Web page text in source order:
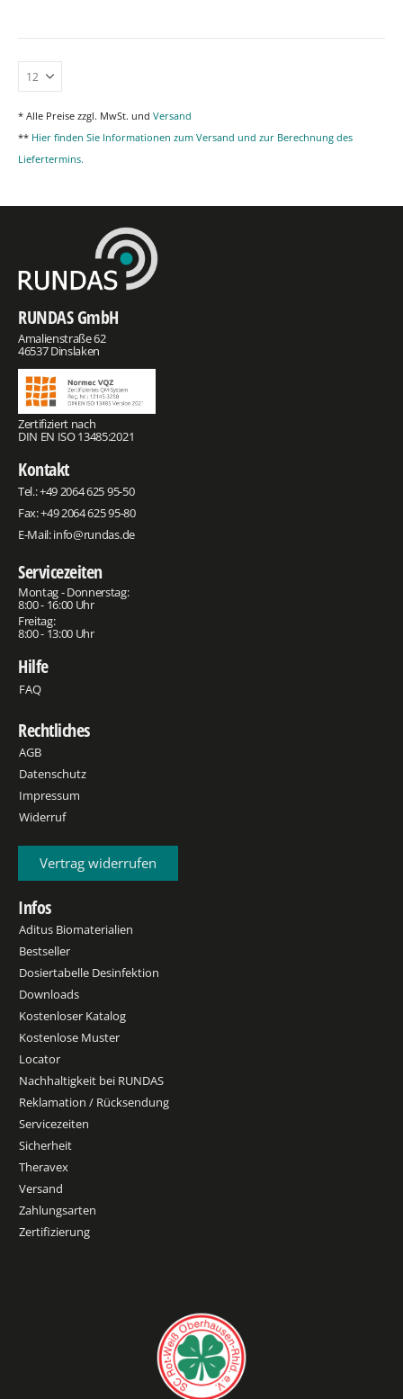
* Alle Preise zzgl. MwSt. und Versand
** Hier finden Sie Informationen zum Versand und zur Berechnung des
Liefertermins.
RUNDAS GmbH
Amalienstraße 62
46537 Dinslaken
Zertifiziert nach
DIN EN ISO 13485:2021
Kontakt
Tel.:+49 2064 625 95-50
Fax: +49 2064 625 95-80
E-Mail:info@rundas.de
Servicezeiten
Montag - Donnerstag:
8:00 - 16:00 Uhr
Freitag:
8:00 - 13:00 Uhr
Hilfe
FAQ
Rechtliches
AGB
Datenschutz
Impressum
Widerruf
Vertrag widerrufen
Infos
Aditus Biomaterialien
Bestseller
Dosiertabelle Desinfektion
Downloads
Kostenloser Katalog
Kostenlose Muster
Locator
Nachhaltigkeit bei RUNDAS
Reklamation / Rücksendung
Servicezeiten
Sicherheit
Theravex
Versand
Zahlungsarten
Zertifizierung